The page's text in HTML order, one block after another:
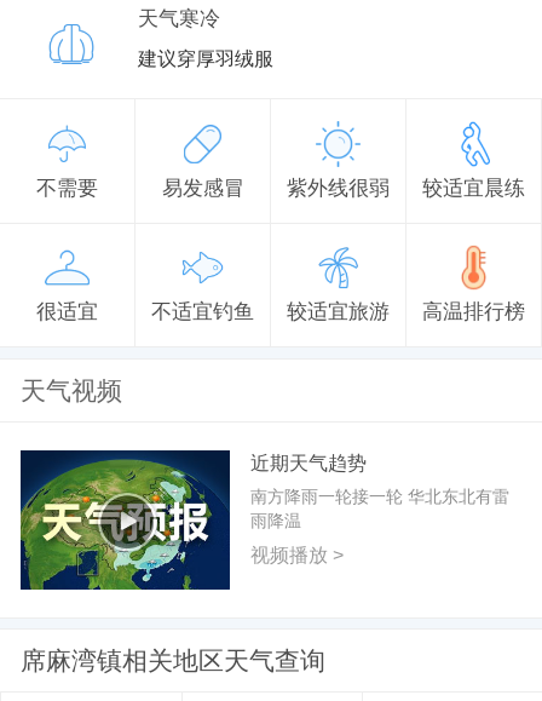
天气寒冷
建议穿厚羽绒服
不需要 易发感冒 紫外线很弱 较适宜晨练
很适宜 不适宜钓鱼 较适宜旅游 高温排行榜
天气视频
近期天气趋势
南方降雨一轮接一轮 华北东北有雷
雨降温
视频播放 >
席麻湾镇相关地区天气查询